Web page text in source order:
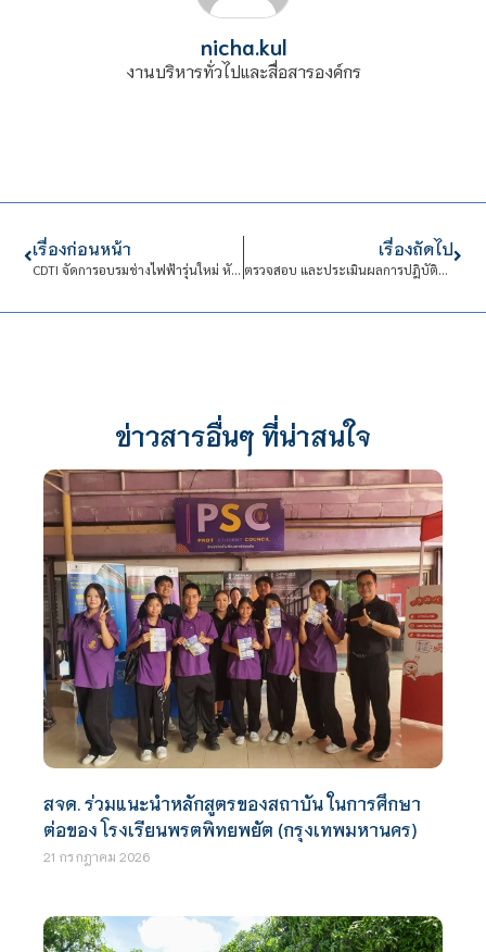
nicha.kul
งานบริหารทั่วไปและสื่อสารองค์กร
เรื่องก่อนหน้า
CDTI จัดการอบรมช่างไฟฟ้ารุ่นใหม่ หัวใจไร้กรอบ
เรื่องถัดไป
ตรวจสอบ และประเมินผลการปฎิบัติงานโรงเรียนจิตรลดาวิชาชีพ สถาบันเทคโนโลยีจิตรลดา
ข่าวสารอื่นๆ ที่น่าสนใจ
สจด. ร่วมแนะนำหลักสูตรของสถาบัน ในการศึกษา
ต่อของ โรงเรียนพรตพิทยพยัต (กรุงเทพมหานคร)
21 กรกฎาคม 2026